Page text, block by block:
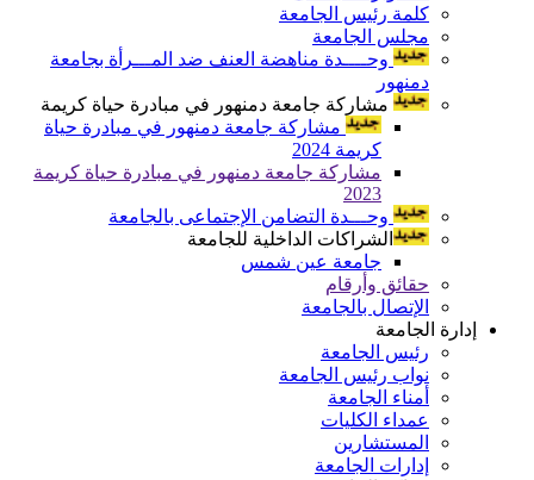
كلمة رئيس الجامعة
مجلس الجامعة
وحــــدة مناهضة العنف ضد المـــرأة بجامعة
دمنهور
مشاركة جامعة دمنهور في مبادرة حياة كريمة
مشاركة جامعة دمنهور في مبادرة حياة
كريمة 2024
مشاركة جامعة دمنهور في مبادرة حياة كريمة
2023
وحـــدة التضامن الإجتماعى بالجامعة
الشراكات الداخلية للجامعة
جامعة عين شمس
حقائق وأرقام
الإتصال بالجامعة
إدارة الجامعة
رئيس الجامعة
نواب رئيس الجامعة
أمناء الجامعة
عمداء الكليات
المستشارين
إدارات الجامعة